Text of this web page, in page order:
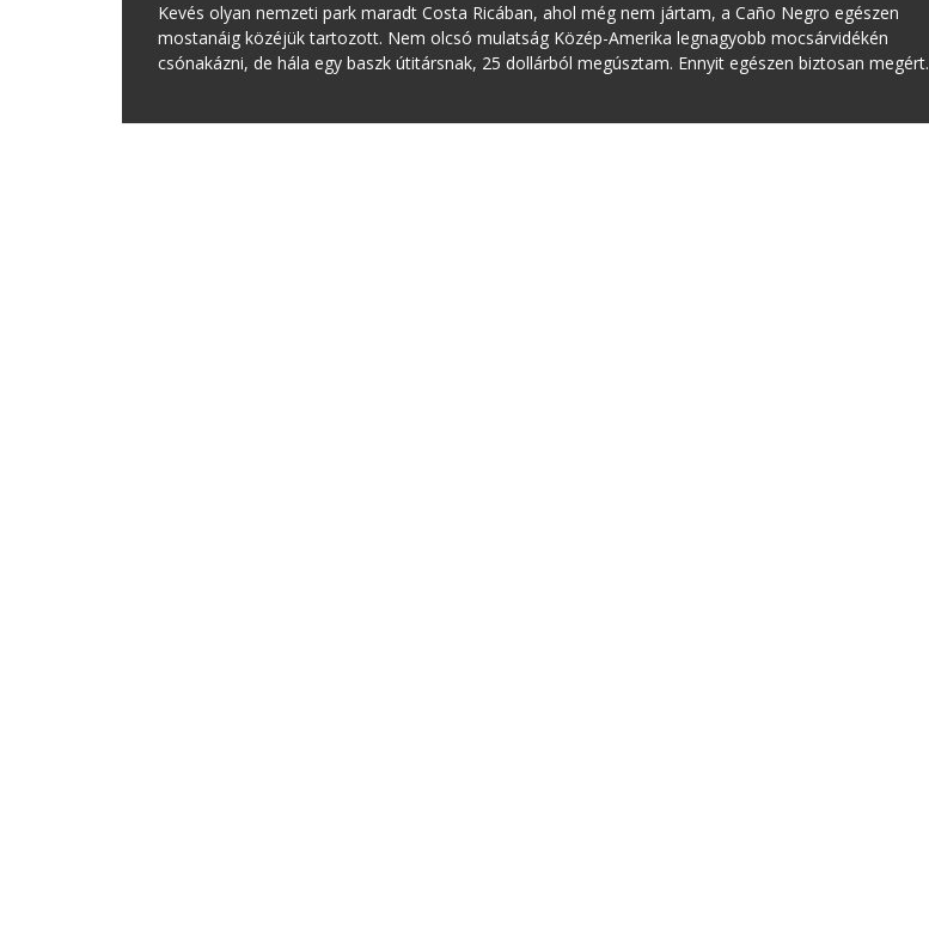
Kevés olyan nemzeti park maradt Costa Ricában, ahol még nem jártam, a Caño Negro egészen
mostanáig közéjük tartozott. Nem olcsó mulatság Közép-Amerika legnagyobb mocsárvidékén
csónakázni, de hála egy baszk útitársnak, 25 dollárból megúsztam. Ennyit egészen biztosan megért.